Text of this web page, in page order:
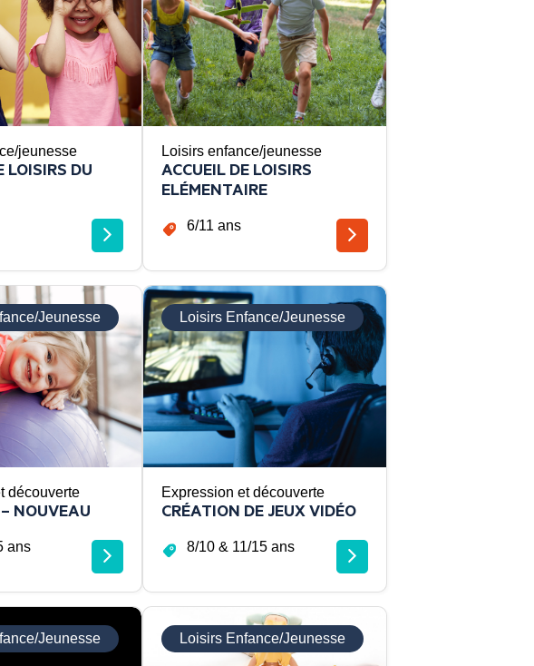
jeunesse
LOISIRS DU
Loisirs enfance/jeunesse
ACCUEIL DE LOISIRS
ELÉMENTAIRE
6/11 ans
Jeunesse
découverte
NOUVEAU
ans
Loisirs Enfance/Jeunesse
Expression et découverte
CRÉATION DE JEUX VIDÉO
8/10 & 11/15 ans
Jeunesse Loisirs Enfance/Jeunesse